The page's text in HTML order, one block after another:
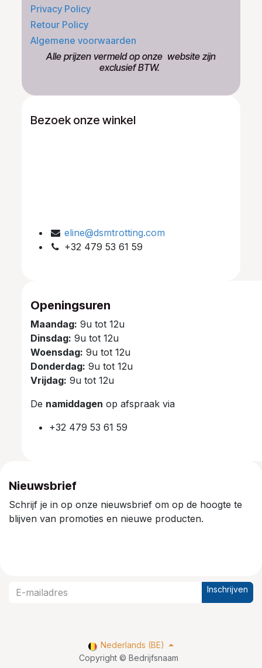
Privacy Policy
Retour Policy
Algemene voorwaarden
​Alle prijzen vermeld op onze ​website zijn
exclusief BTW.
Bezoek onze winkel
eline@dsmtrotting.com
+32 479 53 61 59
Openingsuren
Maandag: 9u tot 12u
Dinsdag: 9u tot 12u
Woensdag: 9u tot 12u
Donderdag: 9u tot 12u
Vrijdag: 9u tot 12u
De namiddagen op afspraak via
+32 479 53 61 59
Nieuwsbrief
Schrijf je in op onze nieuwsbrief om op de hoogte te
blijven van promoties en nieuwe producten.
Inschrijven
Copyright © Bedrijfsnaam
Nederlands (BE)